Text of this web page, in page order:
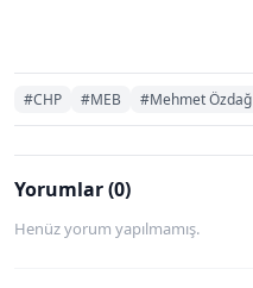
#CHP #MEB #Mehmet Özdağ
Yorumlar (0)
Henüz yorum yapılmamış.